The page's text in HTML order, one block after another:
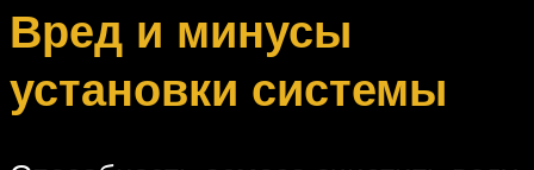
Вред и минусы
установки системы